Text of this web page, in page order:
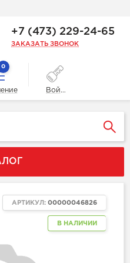
+7 (473) 229-24-65
ЗАКАЗАТЬ ЗВОНОК
0
Войти
В НАЛИЧИИ
АРТИКУЛ: 00000046826